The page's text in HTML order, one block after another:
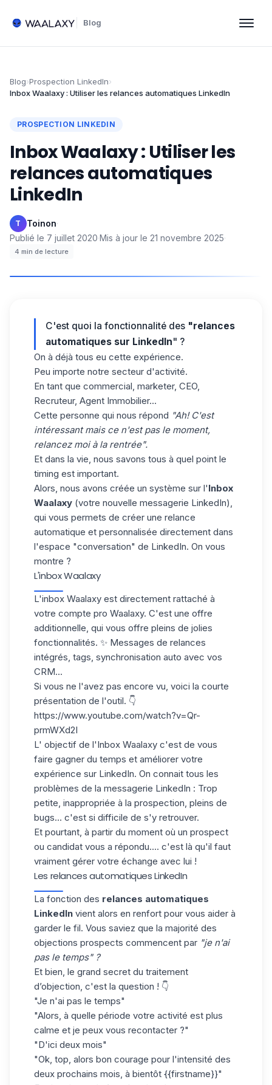
Blog
Blog›Prospection LinkedIn›
Inbox Waalaxy : Utiliser les relances automatiques LinkedIn
PROSPECTION LINKEDIN
Inbox Waalaxy : Utiliser les
relances automatiques
LinkedIn
T Toinon·
Publié le 7 juillet 2020·Mis à jour le 21 novembre 2025·
4 min de lecture
C'est quoi la fonctionnalité des "relances
automatiques sur LinkedIn" ?
On à déjà tous eu cette expérience.
Peu importe notre secteur d'activité.
En tant que commercial, marketer, CEO,
Recruteur, Agent Immobilier...
Cette personne qui nous répond "Ah! C'est
intéressant mais ce n'est pas le moment,
relancez moi à la rentrée".
Et dans la vie, nous savons tous à quel point le
timing est important.
Alors, nous avons créée un système sur l'Inbox
Waalaxy (votre nouvelle messagerie LinkedIn),
qui vous permets de créer une relance
automatique et personnalisée directement dans
l'espace "conversation" de LinkedIn. On vous
montre ?
L'inbox Waalaxy
L'inbox Waalaxy est directement rattaché à
votre compte pro Waalaxy. C'est une offre
additionnelle, qui vous offre pleins de jolies
fonctionnalités. ✨ Messages de relances
intégrés, tags, synchronisation auto avec vos
CRM...
Si vous ne l'avez pas encore vu, voici la courte
présentation de l'outil. 👇
https://www.youtube.com/watch?v=Qr-
prmWXd2I
L' objectif de l'Inbox Waalaxy c'est de vous
faire gagner du temps et améliorer votre
expérience sur LinkedIn. On connait tous les
problèmes de la messagerie LinkedIn : Trop
petite, inappropriée à la prospection, pleins de
bugs... c'est si difficile de s'y retrouver.
Et pourtant, à partir du moment où un prospect
ou candidat vous a répondu.... c'est là qu'il faut
vraiment gérer votre échange avec lui !
Les relances automatiques LinkedIn
La fonction des relances automatiques
LinkedIn vient alors en renfort pour vous aider à
garder le fil. Vous saviez que la majorité des
objections prospects commencent par "je n'ai
pas le temps" ?
Et bien, le grand secret du traitement
d’objection, c'est la question ! 👇
"Je n'ai pas le temps"
"Alors, à quelle période votre activité est plus
calme et je peux vous recontacter ?"
"D'ici deux mois"
"Ok, top, alors bon courage pour l'intensité des
deux prochains mois, à bientôt {{firstname}}"